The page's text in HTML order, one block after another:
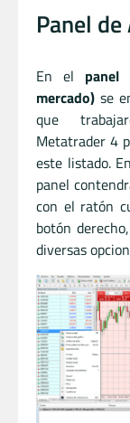
Panel
En el
mercado) se
que
Metatrader 4
este listado.
panel
con el ratón
botón
diversas